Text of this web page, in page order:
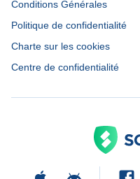
Conditions Générales
Politique de confidentialité
Charte sur les cookies
Centre de confidentialité